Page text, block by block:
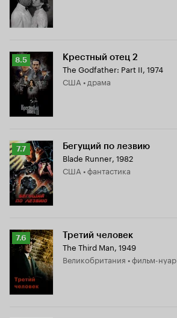
Рейтинг
Кинопоиска
8.5
8.5 Крестный отец 2
The Godfather: Part II, 1974
США • драма
Рейтинг
Кинопоиска
7.7
7.7 Бегущий по лезвию
Blade Runner, 1982
США • фантастика
Рейтинг
Кинопоиска
7.6 Третий человек
The Third Man, 1949
Великобритания • фильм-нуар